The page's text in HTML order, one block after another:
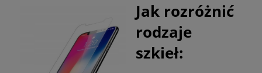
Jak rozróżnić
rodzaje
szkieł: